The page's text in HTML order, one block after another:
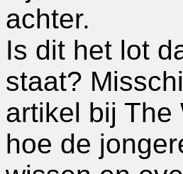
achter.
Is dit het lot
staat?
artikel bij The
hoe de